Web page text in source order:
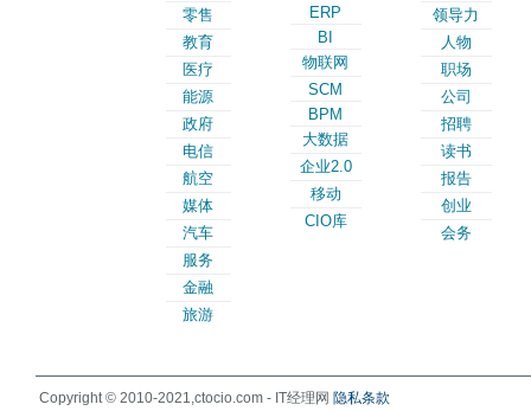
零售
教育
医疗
能源
政府
电信
航空
媒体
汽车
服务
金融
旅游
ERP
BI
物联网
SCM
BPM
大数据
企业2.0
移动
CIO库
领导力
人物
职场
公司
招聘
读书
报告
创业
会务
Copyright © 2010-2021,ctocio.com - IT经理网 隐私条款